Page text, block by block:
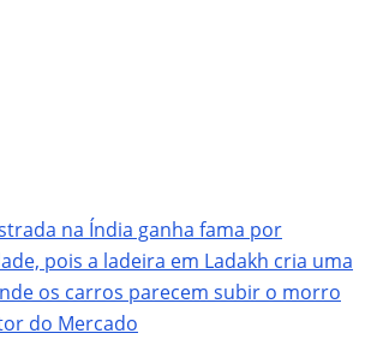
na Índia ganha fama por
pois a ladeira em Ladakh cria uma
os carros parecem subir o morro
do Mercado